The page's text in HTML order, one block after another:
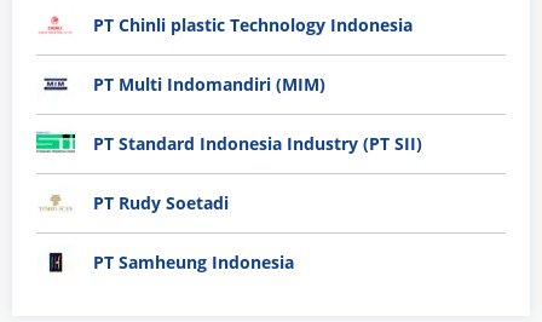
PT Chinli plastic Technology Indonesia
PT Multi Indomandiri (MIM)
PT Standard Indonesia Industry (PT SII)
PT Rudy Soetadi
PT Samheung Indonesia